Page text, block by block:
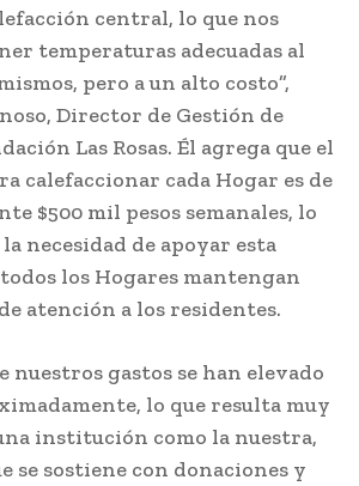
central, lo que nos
temperaturas adecuadas al
pero a un alto costo”,
Director de Gestión de
Las Rosas. Él agrega que el
calefaccionar cada Hogar es de
$500 mil pesos semanales, lo
necesidad de apoyar esta
los Hogares mantengan
atención a los residentes.
nuestros gastos se han elevado
lo que resulta muy
institución como la nuestra,
se sostiene con donaciones y